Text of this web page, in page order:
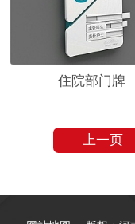
住院部门牌
上一页